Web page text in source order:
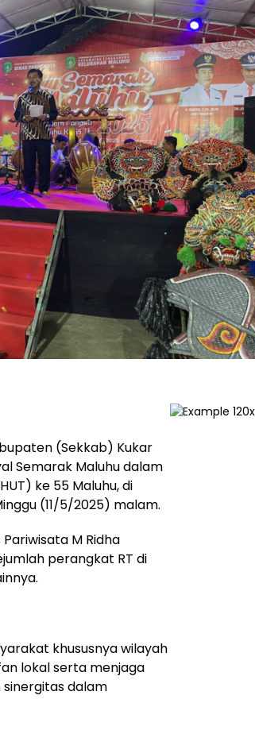
(Sekkab) Kukar
Semarak Maluhu dalam
ke 55 Maluhu, di
(11/5/2025) malam.
M Ridha
perangkat RT di
khususnya wilayah
lokal serta menjaga
dalam